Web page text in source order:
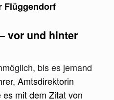
Flüggendorf
vor und hinter
bis es jemand
Amtsdirektorin
mit dem Zitat von